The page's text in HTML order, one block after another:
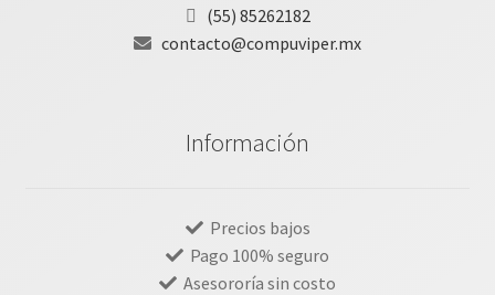
(55) 85262182
contacto@compuviper.mx
Información
Precios bajos
Pago 100% seguro
Asesororía sin costo